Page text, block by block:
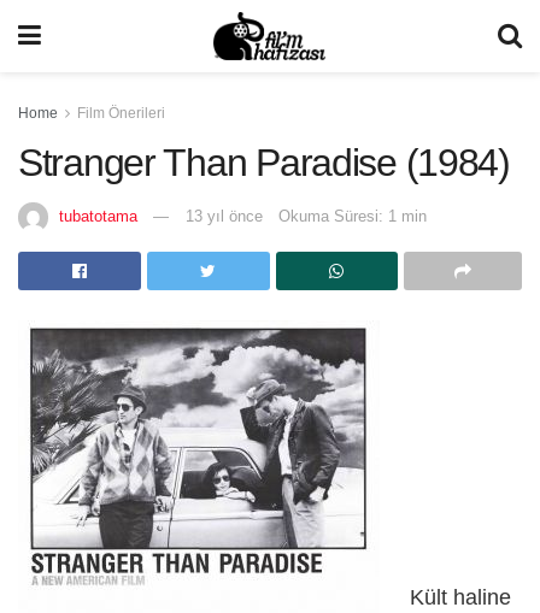
Home Film Önerileri
Stranger Than Paradise (1984)
tubatotama 13 yıl önce Okuma Süresi: 1 min
Kült haline